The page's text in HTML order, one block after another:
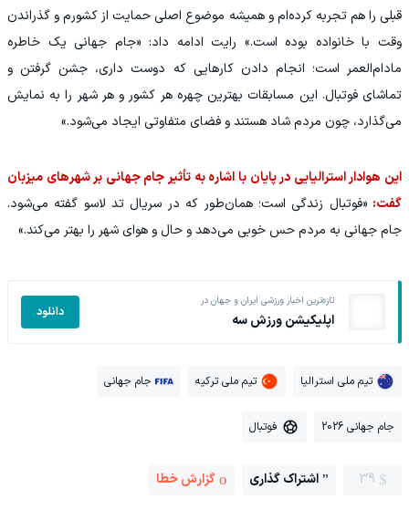
قبلی را هم تجربه کرده‌ام و همیشه موضوع اصلی حمایت از کشورم و گذراندن
وقت با خانواده بوده است.» رایت ادامه داد: «جام جهانی یک خاطره
مادام‌العمر است؛ انجام دادن کارهایی که دوست داری، جشن گرفتن و
تماشای فوتبال. این مسابقات بهترین چهره هر کشور و هر شهر را به نمایش
می‌گذارد، چون مردم شاد هستند و فضای متفاوتی ایجاد می‌شود.»
این هوادار استرالیایی در پایان با اشاره به تأثیر جام جهانی بر شهرهای میزبان
گفت: «فوتبال زندگی است؛ همان‌طور که در سریال تد لاسو گفته می‌شود.
جام جهانی به مردم حس خوبی می‌دهد و حال و هوای شهر را بهتر می‌کند.»
تازه‌ترین اخبار ورزشی ایران و جهان در
اپلیکیشن ورزش سه دانلود
تیم ملی استرالیا تیم ملی ترکیه جام جهانی
جام جهانی 2026 فوتبال
39 اشتراک گذاری گزارش خطا